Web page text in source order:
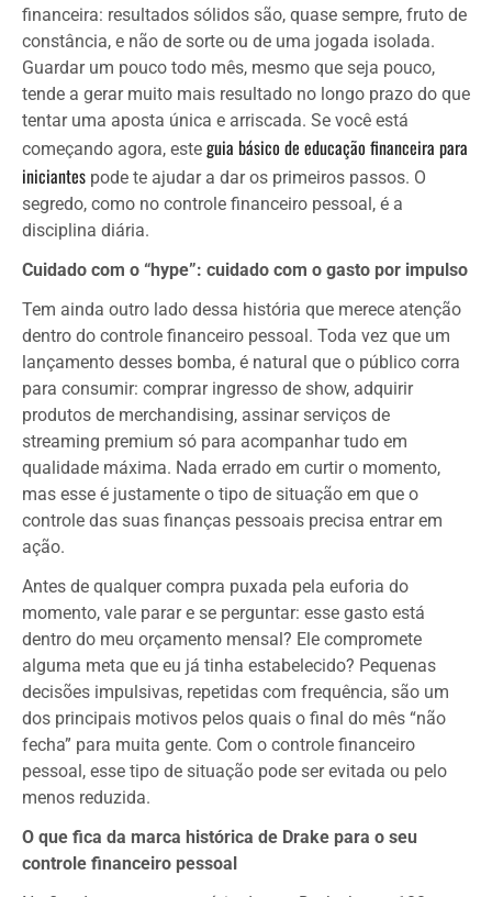
financeira: resultados sólidos são, quase sempre, fruto de
constância, e não de sorte ou de uma jogada isolada.
Guardar um pouco todo mês, mesmo que seja pouco,
tende a gerar muito mais resultado no longo prazo do que
tentar uma aposta única e arriscada. Se você está
começando agora, este guia básico de educação financeira para
iniciantes pode te ajudar a dar os primeiros passos. O
segredo, como no controle financeiro pessoal, é a
disciplina diária.
Cuidado com o “hype”: cuidado com o gasto por impulso
Tem ainda outro lado dessa história que merece atenção
dentro do controle financeiro pessoal. Toda vez que um
lançamento desses bomba, é natural que o público corra
para consumir: comprar ingresso de show, adquirir
produtos de merchandising, assinar serviços de
streaming premium só para acompanhar tudo em
qualidade máxima. Nada errado em curtir o momento,
mas esse é justamente o tipo de situação em que o
controle das suas finanças pessoais precisa entrar em
ação.
Antes de qualquer compra puxada pela euforia do
momento, vale parar e se perguntar: esse gasto está
dentro do meu orçamento mensal? Ele compromete
alguma meta que eu já tinha estabelecido? Pequenas
decisões impulsivas, repetidas com frequência, são um
dos principais motivos pelos quais o final do mês “não
fecha” para muita gente. Com o controle financeiro
pessoal, esse tipo de situação pode ser evitada ou pelo
menos reduzida.
O que fica da marca histórica de Drake para o seu
controle financeiro pessoal